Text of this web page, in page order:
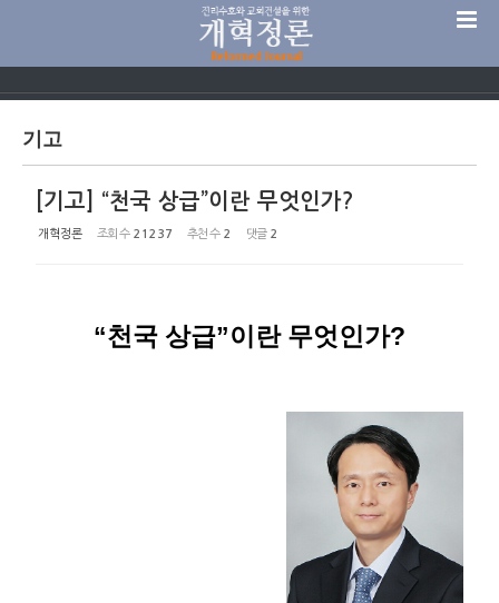
기고
[기고] “천국 상급”이란 무엇인가?
개혁정론 조회 수 21237 추천 수 2 댓글 2
“천국 상급”이란 무엇인가?
Sketchbook5, 스케치북5
Sketchbook5, 스케치북5